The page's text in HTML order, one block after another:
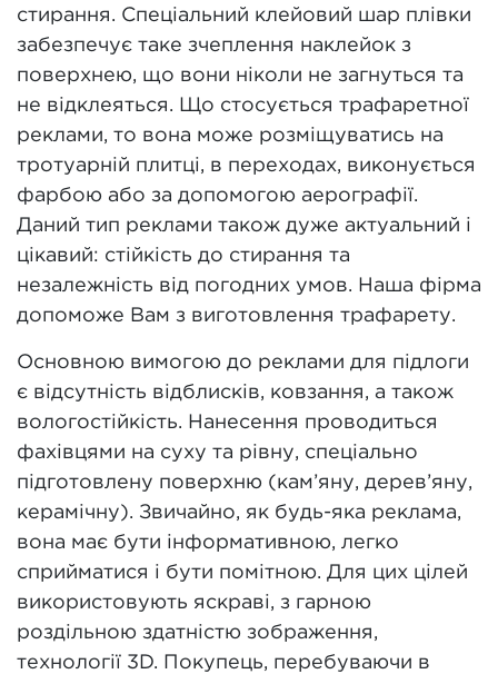
стирання. Спеціальний клейовий шар плівки
забезпечує таке зчеплення наклейок з
поверхнею, що вони ніколи не загнуться та
не відклеяться. Що стосується трафаретної
реклами, то вона може розміщуватись на
тротуарній плитці, в переходах, виконується
фарбою або за допомогою аерографії.
Даний тип реклами також дуже актуальний і
цікавий: стійкість до стирання та
незалежність від погодних умов. Наша фірма
допоможе Вам з виготовлення трафарету.
Основною вимогою до реклами для підлоги
є відсутність відблисків, ковзання, а також
вологостійкість. Нанесення проводиться
фахівцями на суху та рівну, спеціально
підготовлену поверхню (кам’яну, дерев’яну,
керамічну). Звичайно, як будь-яка реклама,
вона має бути інформативною, легко
сприйматися і бути помітною. Для цих цілей
використовують яскраві, з гарною
роздільною здатністю зображення,
технології 3D. Покупець, перебуваючи в